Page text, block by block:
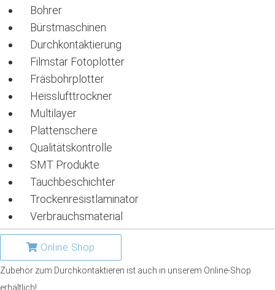
Bohrer
Bürstmaschinen
Durchkontaktierung
Filmstar Fotoplotter
Fräsbohrplotter
Heisslufttrockner
Multilayer
Plattenschere
Qualitätskontrolle
SMT Produkte
Tauchbeschichter
Trockenresistlaminator
Verbrauchsmaterial
Online Shop
Zubehör zum Durchkontaktieren ist auch in unserem Online-Shop
erhältlich!